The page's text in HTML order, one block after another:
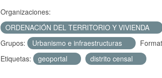
Organizaciones:
ORDENACIÓN DEL TERRITORIO Y VIVIENDA
Grupos:
Urbanismo e infraestructuras
Etiquetas:
geoportal distrito censal